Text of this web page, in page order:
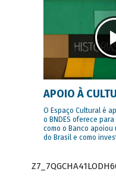
APOIO À
O Espaço Cultural é
o BNDES oferece
como o Banco
do Brasil e como